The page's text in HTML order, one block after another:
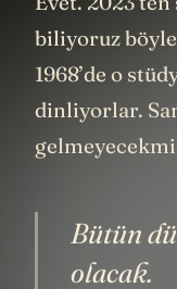
Evet.
biliyoruz
1968’de o
dinliyorlar.
Bütün